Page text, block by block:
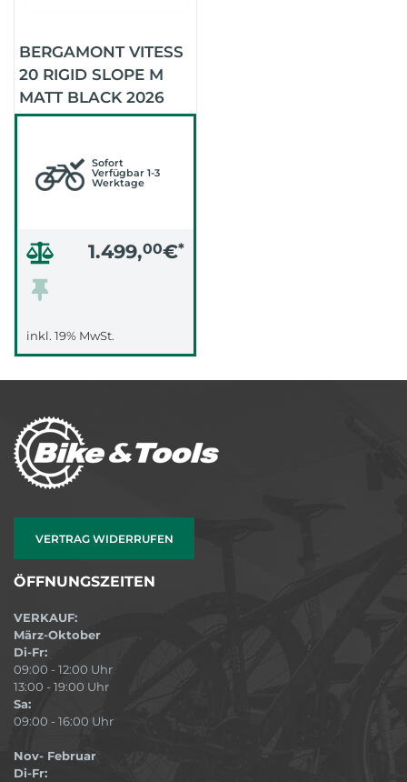
BERGAMONT VITESS
20 RIGID SLOPE M
MATT BLACK 2026
Sofort
Verfügbar 1-3
Werktage
1.499,00€*
inkl. 19% MwSt.
VERTRAG WIDERRUFEN
ÖFFNUNGSZEITEN
VERKAUF:
März-Oktober
Di-Fr:
09:00 - 12:00 Uhr
13:00 - 19:00 Uhr
Sa:
09:00 - 16:00 Uhr
Nov- Februar
Di-Fr: